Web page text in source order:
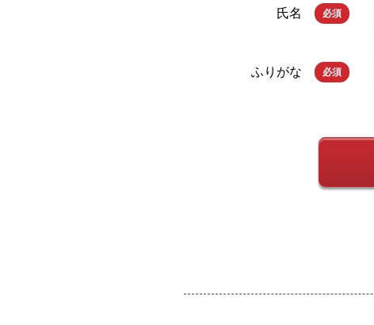
氏名 必須
ふりがな 必須